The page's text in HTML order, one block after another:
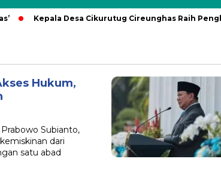
Kepala Desa Cikurutug Cireunghas Raih
Hukum,
Subianto,
dari
satu abad